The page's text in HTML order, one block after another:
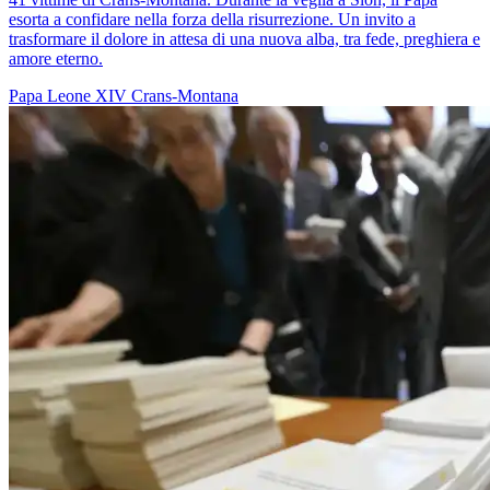
esorta a confidare nella forza della risurrezione. Un invito a
trasformare il dolore in attesa di una nuova alba, tra fede, preghiera e
amore eterno.
Papa Leone XIV Crans-Montana